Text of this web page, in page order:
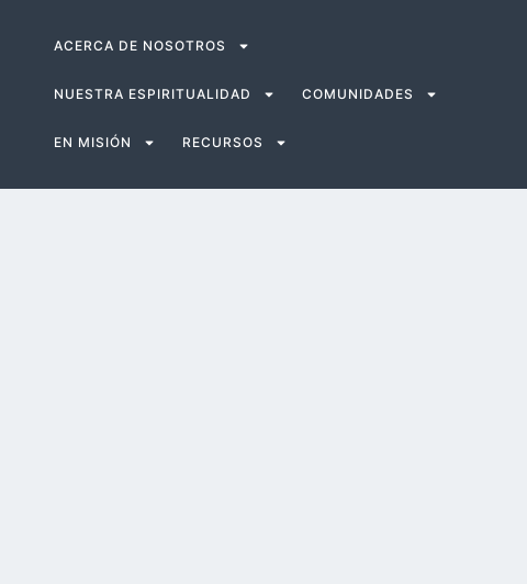
ACERCA DE NOSOTROS
NUESTRA ESPIRITUALIDAD COMUNIDADES
EN MISIÓN RECURSOS